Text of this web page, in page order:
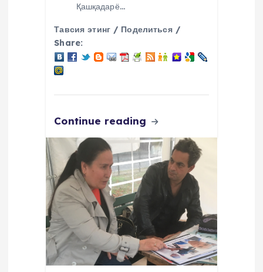
Қашқадарё…
Тавсия этинг / Поделиться /
Share:
Continue reading